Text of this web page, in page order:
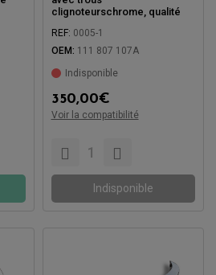
clignoteurschrome, qualité
REF: 0005-1
OEM: 111 807 107A
Indisponible
350,00€
Voir la compatibilité
Indisponible